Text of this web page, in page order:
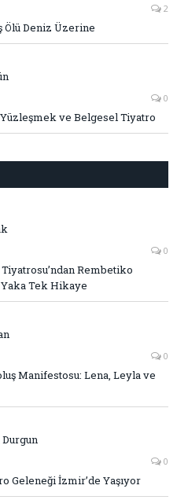
2
Ölü Deniz Üzerine
0
ve Belgesel Tiyatro
0
Rembetiko
Tek Hikaye
0
Manifestosu: Lena, Leyla ve
0
Geleneği İzmir’de Yaşıyor